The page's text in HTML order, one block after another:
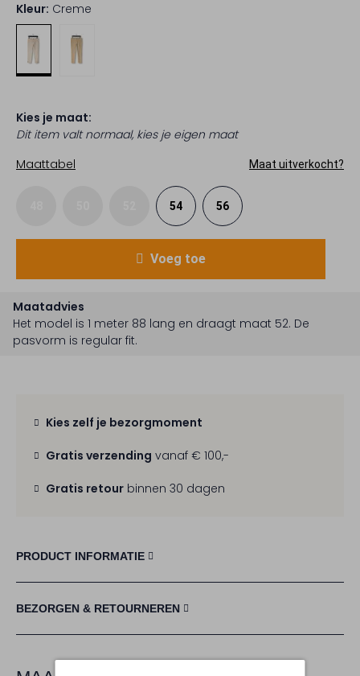
Kleur: Creme
Kies je maat:
Dit item valt normaal, kies je eigen maat
Maattabel
Maat uitverkocht?
54 56
Voeg toe
Maatadvies
Het model is 1 meter 88 lang en draagt maat 52. De
pasvorm is regular fit.
Kies zelf je bezorgmoment
Gratis verzending vanaf € 100,-
Gratis retour binnen 30 dagen
PRODUCT INFORMATIE
BEZORGEN & RETOURNEREN